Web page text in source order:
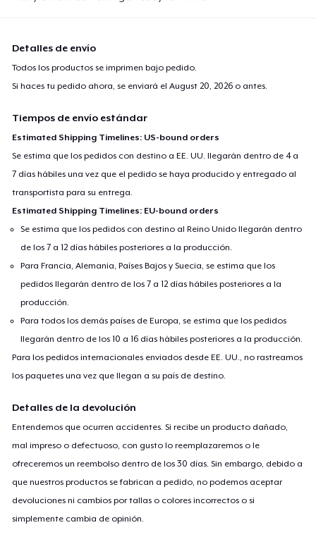
Detalles de envío
Todos los productos se imprimen bajo pedido.
Si haces tu pedido ahora, se enviará elAugust 20, 2026 o antes.
Tiempos de envío estándar
Estimated Shipping Timelines: US-bound orders
Se estima que los pedidos con destino a EE. UU. llegarán dentro de 4 a
7 días hábiles una vez que el pedido se haya producido y entregado al
transportista para su entrega.
Estimated Shipping Timelines: EU-bound orders
Se estima que los pedidos con destino al Reino Unido llegarán dentro
de los 7 a 12 días hábiles posteriores a la producción.
Para Francia, Alemania, Países Bajos y Suecia, se estima que los
pedidos llegarán dentro de los 7 a 12 días hábiles posteriores a la
producción.
Para todos los demás países de Europa, se estima que los pedidos
llegarán dentro de los 10 a 16 días hábiles posteriores a la producción.
Para los pedidos internacionales enviados desde EE. UU., no rastreamos
los paquetes una vez que llegan a su país de destino.
Detalles de la devolución
Entendemos que ocurren accidentes. Si recibe un producto dañado,
mal impreso o defectuoso, con gusto lo reemplazaremos o le
ofreceremos un reembolso dentro de los 30 días. Sin embargo, debido a
que nuestros productos se fabrican a pedido, no podemos aceptar
devoluciones ni cambios por tallas o colores incorrectos o si
simplemente cambia de opinión.